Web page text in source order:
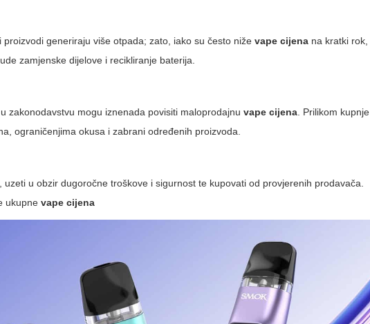
generiraju više otpada; zato, iako su često niževape cijena na kratki rok,
zamjenske dijelove i recikliranje baterija.
zakonodavstvu mogu iznenada povisiti maloprodajnuvape cijena . Prilikom kupnje
ograničenjima okusa i zabrani određenih proizvoda.
u obzir dugoročne troškove i sigurnost te kupovati od provjerenih prodavača.
ukupnevape cijena